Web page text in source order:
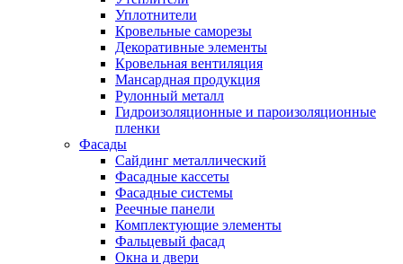
Уплотнители
Кровельные саморезы
Декоративные элементы
Кровельная вентиляция
Мансардная продукция
Рулонный металл
Гидроизоляционные и пароизоляционные
пленки
Фасады
Сайдинг металлический
Фасадные кассеты
Фасадные системы
Реечные панели
Комплектующие элементы
Фальцевый фасад
Окна и двери